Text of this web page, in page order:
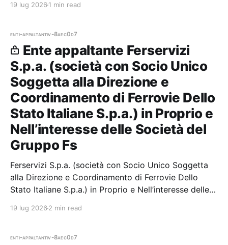
partecipazioni. Il
19 lug 2026 1 min read
enti-appaltantiv-8aec0d7
Ente appaltante Ferservizi
S.p.a. (società con Socio Unico
Soggetta alla Direzione e
Coordinamento di Ferrovie Dello
Stato Italiane S.p.a.) in Proprio e
Nell’interesse delle Società del
Gruppo Fs
Ferservizi S.p.a. (società con Socio Unico Soggetta
alla Direzione e Coordinamento di Ferrovie Dello
Stato Italiane S.p.a.) in Proprio e Nell’interesse delle
partecipazioni.
19 lug 2026 2 min read
enti-appaltantiv-8aec0d7